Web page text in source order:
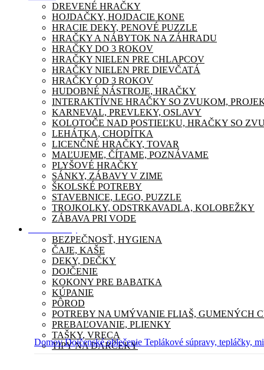
DREVENÉ HRAČKY
HOJDAČKY, HOJDACIE KONE
HRACIE DEKY, PENOVÉ PUZZLE
HRAČKY A NÁBYTOK NA ZÁHRADU
HRAČKY DO 3 ROKOV
HRAČKY NIELEN PRE CHLAPCOV
HRAČKY NIELEN PRE DIEVČATÁ
HRAČKY OD 3 ROKOV
HUDOBNÉ NÁSTROJE, HRAČKY
INTERAKTÍVNE HRAČKY SO ZVUKOM,
KARNEVAL, PREVLEKY, OSLAVY
KOLOTOČE NAD POSTIEĽKU, HRAČKY SO
LEHÁTKA, CHODÍTKA
LICENČNÉ HRAČKY, TOVAR
MAĽUJEME, ČÍTAME, POZNÁVAME
PLYŠOVÉ HRAČKY
SÁNKY, ZÁBAVY V ZIME
ŠKOLSKÉ POTREBY
STAVEBNICE, LEGO, PUZZLE
TROJKOLKY, ODSTRKAVADLA, KOLOBEŽKY
ZÁBAVA PRI VODE
BEZPEČNOSŤ, HYGIENA
ČAJE, KAŠE
DEKY, DEČKY
DOJČENIE
KOKONY PRE BABATKA
KÚPANIE
PÔROD
POTREBY NA UMÝVANIE FLIAŠ, GUMENÝCH
PREBAĽOVANIE, PLIENKY
TAŠKY, VRECA
TIPY NA DARČEKY
DomovDojčenské oblečenie Teplákové súpravy, tepláčky,